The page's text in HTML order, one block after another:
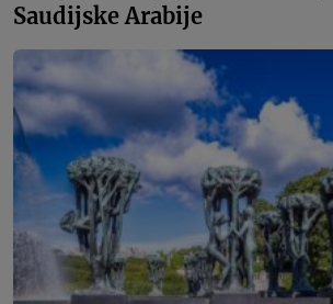
Saudijske Arabije